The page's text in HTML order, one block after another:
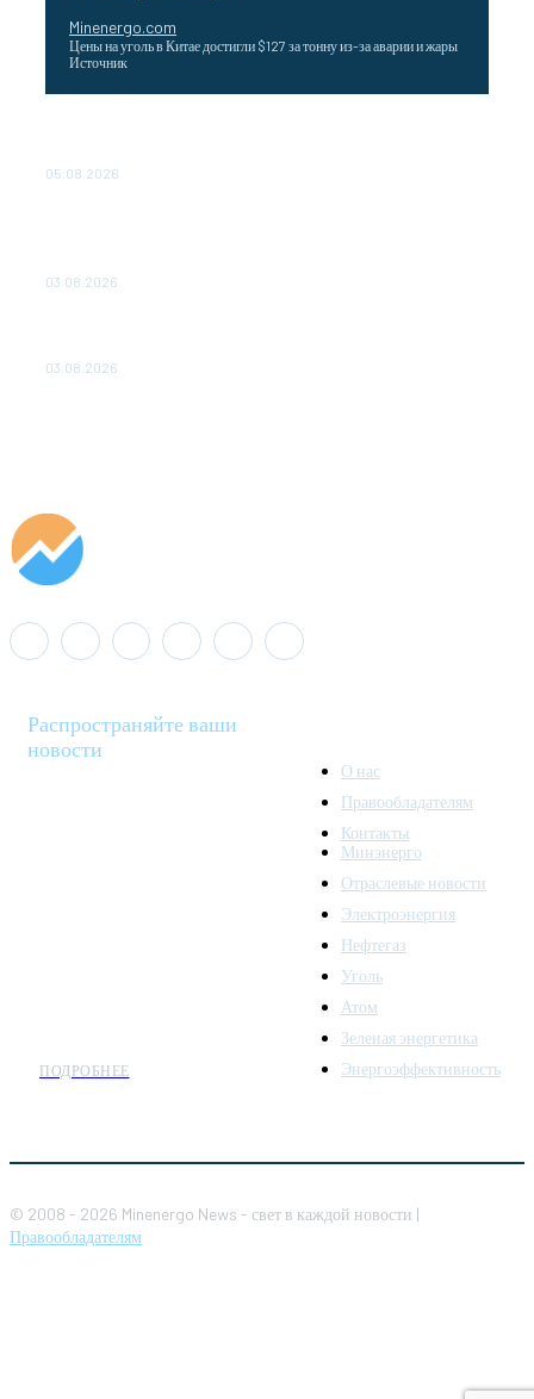
Minenergo.com
Цены на уголь в Китае достигли $127 за тонну из-за аварии и жары
Источник
05.08.2026
03.08.2026
03.08.2026
Распространяйте ваши
новости
ПОДРОБНЕЕ
О нас
Правообладателям
Контакты
Минэнерго
Отраслевые новости
Электроэнергия
Нефтегаз
Уголь
Атом
Зеленая энергетика
Энергоэффективность
© 2008 - 2026 Minenergo News - свет в каждой новости |
Правообладателям